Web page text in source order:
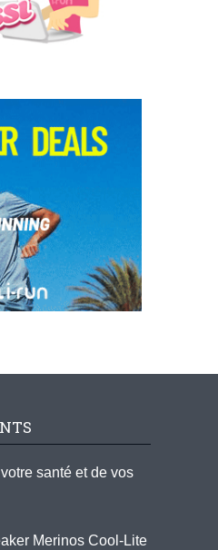
santé et de vos
Merinos Cool-Lite